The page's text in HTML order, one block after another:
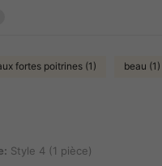
fortes poitrines (1) beau (1)
4 (1 pièce)
Style 4 (1 pièce)